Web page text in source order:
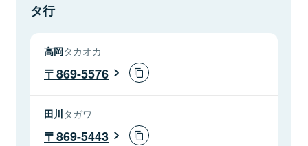
タ行
高岡タカオカ
869-5576
田川タガワ
869-5443